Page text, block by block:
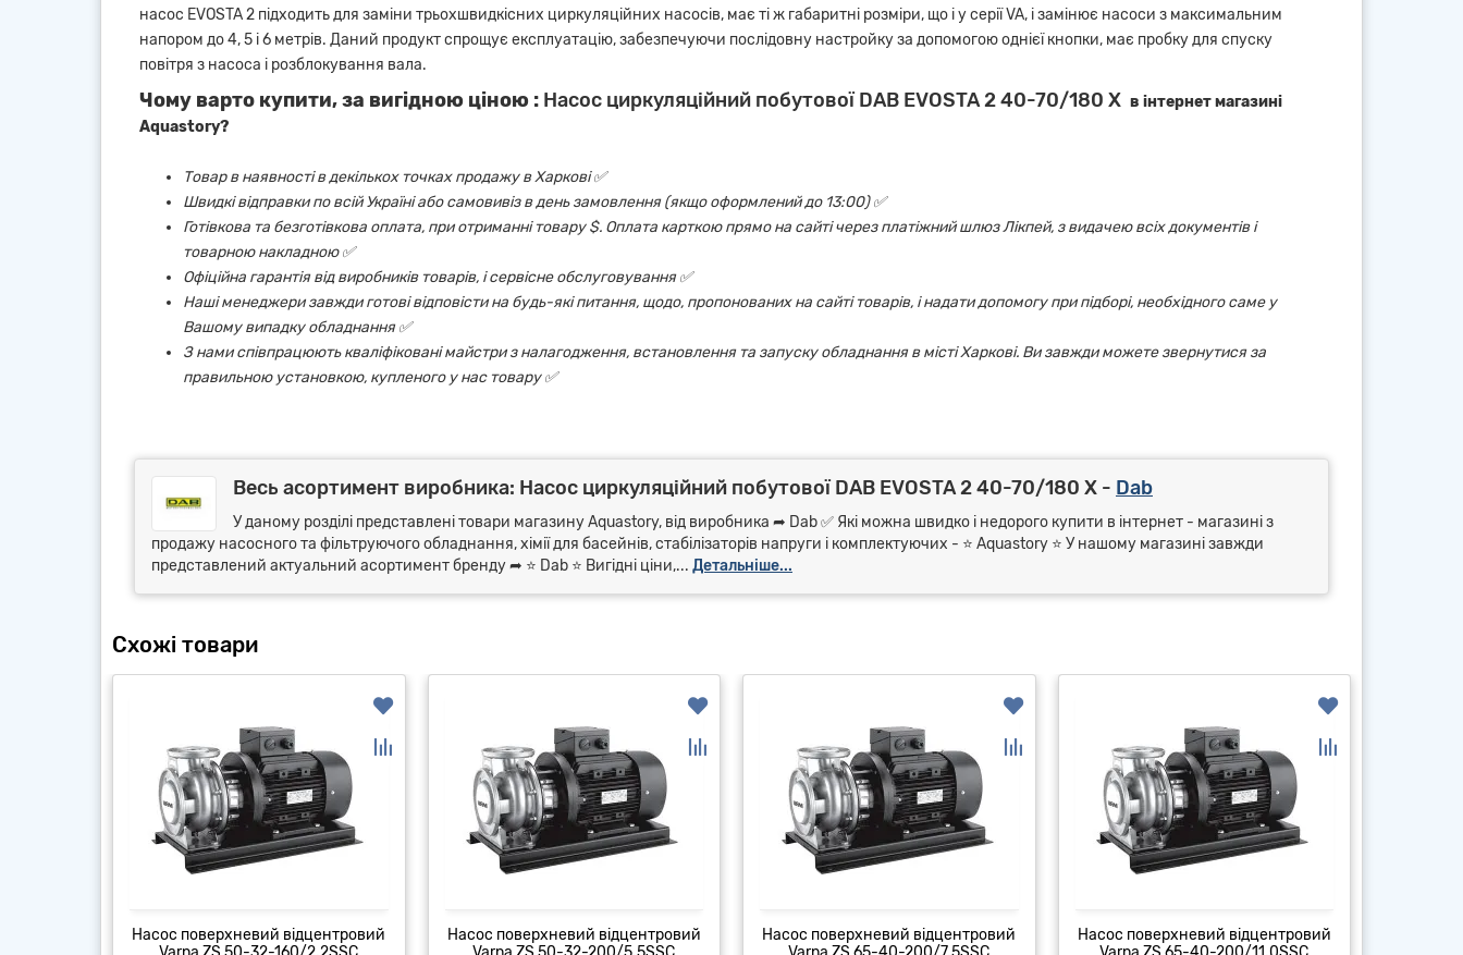
насос EVOSTA 2 підходить для заміни трьохшвидкісних циркуляційних насосів, має ті ж габаритні розміри, що і у серії VA, і замінює насоси з максимальним
напором до 4, 5 і 6 метрів. Даний продукт спрощує експлуатацію, забезпечуючи послідовну настройку за допомогою однієї кнопки, має пробку для спуску
повітря з насоса і розблокування вала.
Чому варто купити, за вигідною ціною : Насос циркуляційний побутової DAB EVOSTA 2 40-70/180 X в інтернет магазині
Aquastory?
Товар в наявності в декількох точках продажу в Харкові ✅
Швидкі відправки по всій Україні або самовивіз в день замовлення (якщо оформлений до 13:00) ✅
Готівкова та безготівкова оплата, при отриманні товару $. Оплата карткою прямо на сайті через платіжний шлюз Лікпей, з видачею всіх документів і
товарною накладною ✅
Офіційна гарантія від виробників товарів, і сервісне обслуговування ✅
Наші менеджери завжди готові відповісти на будь-які питання, щодо, пропонованих на сайті товарів, і надати допомогу при підборі, необхідного саме у
Вашому випадку обладнання ✅
З нами співпрацюють кваліфіковані майстри з налагодження, встановлення та запуску обладнання в місті Харкові. Ви завжди можете звернутися за
правильною установкою, купленого у нас товару ✅
Весь асортимент виробника: Насос циркуляційний побутової DAB EVOSTA 2 40-70/180 X - Dab
У даному розділі представлені товари магазину Aquastory, від виробника ➦ Dab ✅ Які можна швидко і недорого купити в інтернет - магазині з
продажу насосного та фільтруючого обладнання, хімії для басейнів, стабілізаторів напруги і комплектуючих - ⭐ Aquastory ⭐ У нашому магазині завжди
представлений актуальний асортимент бренду ➦ ⭐ Dab ⭐ Вигідні ціни,... Детальніше...
Схожі товари
Насос поверхневий відцентровий
Насос поверхневий відцентровий
Насос поверхневий відцентровий
Насос поверхневий відцентровий